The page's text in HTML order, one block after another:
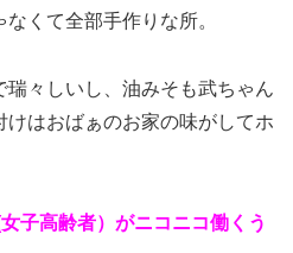
くて全部手作りな所。
々しいし、油みそも武ちゃん
はおばぁのお家の味がしてホ
子高齢者）がニコニコ働くう